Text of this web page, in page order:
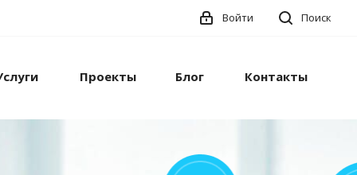
Поиск
Войти
Проекты Блог Контакты